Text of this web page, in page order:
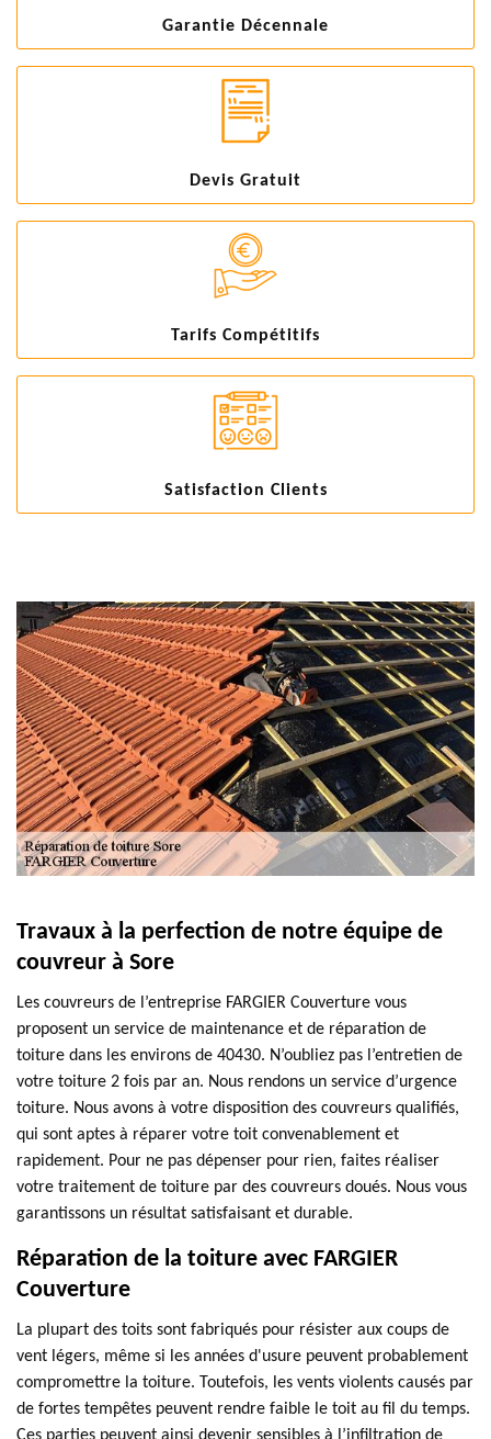
Garantie Décennale
Devis Gratuit
Tarifs Compétitifs
Satisfaction Clients
Travaux à la perfection de notre équipe de
couvreur à Sore
Les couvreurs de l’entreprise FARGIER Couverture vous
proposent un service de maintenance et de réparation de
toiture dans les environs de 40430. N’oubliez pas l’entretien de
votre toiture 2 fois par an. Nous rendons un service d’urgence
toiture. Nous avons à votre disposition des couvreurs qualifiés,
qui sont aptes à réparer votre toit convenablement et
rapidement. Pour ne pas dépenser pour rien, faites réaliser
votre traitement de toiture par des couvreurs doués. Nous vous
garantissons un résultat satisfaisant et durable.
Réparation de la toiture avec FARGIER
Couverture
La plupart des toits sont fabriqués pour résister aux coups de
vent légers, même si les années d'usure peuvent probablement
compromettre la toiture. Toutefois, les vents violents causés par
de fortes tempêtes peuvent rendre faible le toit au fil du temps.